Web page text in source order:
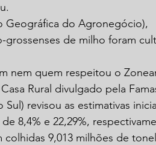
Geográfica do Agronegócio),
grossenses de milho foram
nem quem respeitou o
Rural divulgado pela
revisou as estimativas
8,4% e 22,29%,
9,013 milhões de